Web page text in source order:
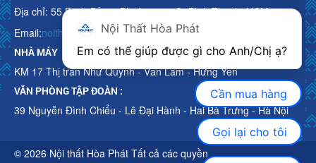
Địa chỉ: 55 Bạch Đằng, Phường 15, Q. Bình Thạnh, HCM
Email:noithathoaphattot@gmail.com
NHÀ MÁY
KM 17 Thị trấn Như Quỳnh - Văn Lâm - Hưng Yên
VĂN PHÒNG TẬP ĐOÀN :
39 Nguyễn Đình Chiểu - Lê Đại Hành - Hai Bà Trưng - Hà Nội
© 2026 Nội thất Hòa Phát Tất cả các quyền
Nội Thất Hòa Phát
Cần mua hàng
Gọi lại cho tôi